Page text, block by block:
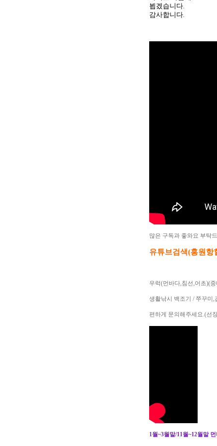
뵙겠습니다.
감사합니다.
많은 구독과 좋와요 부탁
유튜브검색(홍원항
우럭(먼바다,침선,어초)(
생활낚시 백조기 / 쭈꾸미
편하게 문의해주세요.(선
1월~3월말/11월~12월말